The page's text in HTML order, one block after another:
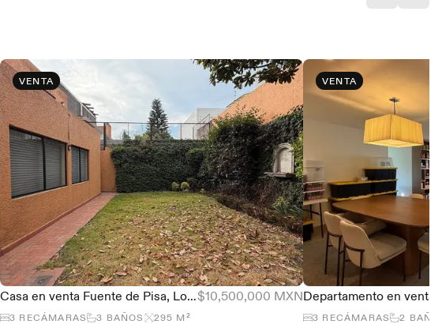
VENTA
Casa en venta Fuente de Pisa, Lomas de Tecamachalco$10,500,000 MXN
3 RECÁMARAS 3 BAÑOS 295 M²
VENTA
3 RECÁMARAS 2